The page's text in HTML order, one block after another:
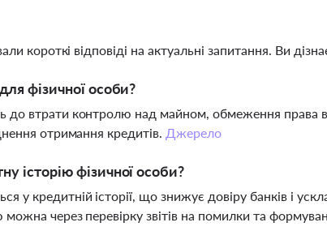
короткі відповіді на актуальні запитання. Ви
фізичної особи?
до втрати контролю над майном, обмеження права
отримання кредитів. Джерело
історію фізичної особи?
у кредитній історії, що знижує довіру банків і
через перевірку звітів на помилки та